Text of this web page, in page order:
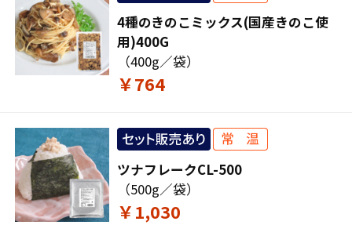
4種のきのこミックス(国産きのこ使
用)400G
（400g／袋）
￥764
ツナフレークCL-500
（500g／袋）
￥1,030